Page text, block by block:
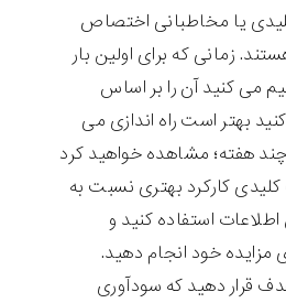
یا مخاطبانی اختصاص
زمانی که برای اولین بار
می کنید آن را بر اساس
بهتر است راه اندازی می
چند هفته؛ مشاهده خواهید کرد
کارکرد بهتری نسبت به
اطلاعات استفاده کنید و
مزایده خود انجام دهید.
قرار دهید که سودآوری